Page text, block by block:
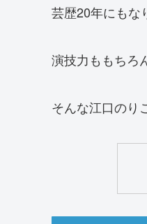
芸歴20年にもな
演技力ももちろ
そんな江口のり